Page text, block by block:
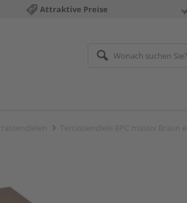
Attraktive Preise